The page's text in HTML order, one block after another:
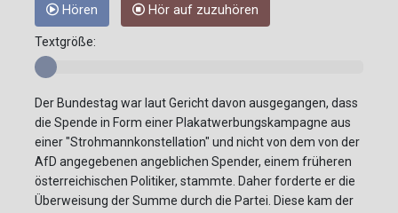
Hören Hör auf zuzuhören
Textgröße:
Der Bundestag war laut Gericht davon ausgegangen, dass
die Spende in Form einer Plakatwerbungskampagne aus
einer "Strohmannkonstellation" und nicht von dem von der
AfD angegebenen angeblichen Spender, einem früheren
österreichischen Politiker, stammte. Daher forderte er die
Überweisung der Summe durch die Partei. Diese kam der